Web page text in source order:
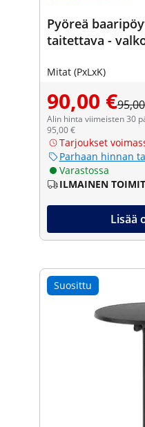
Pyöreä
taitettava -
Mitat (PxLxK)
90,00 €
Alin hinta viimeisten 30
95,00 €
Tarjoukset
Parhaan hinnan
Varastossa
ILMAINEN
Lisää
Suosittu